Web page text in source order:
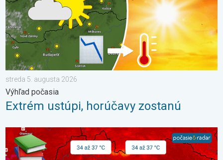
streda 5. augusta 2026
Výhľad počasia
Extrém ustúpi, horúčavy zostanú
Najteplejšie 3 dni v histórii Slovenska. 3-dňová predpoveď. . .